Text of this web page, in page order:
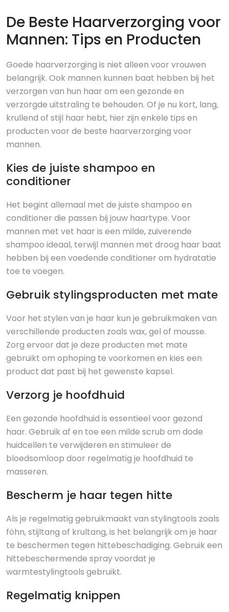
De Beste Haarverzorging voor
Mannen: Tips en Producten
Goede haarverzorging is niet alleen voor vrouwen
belangrijk. Ook mannen kunnen baat hebben bij het
verzorgen van hun haar om een gezonde en
verzorgde uitstraling te behouden. Of je nu kort, lang,
krullend of stijl haar hebt, hier zijn enkele tips en
producten voor de beste haarverzorging voor
mannen.
Kies de juiste shampoo en
conditioner
Het begint allemaal met de juiste shampoo en
conditioner die passen bij jouw haartype. Voor
mannen met vet haar is een milde, zuiverende
shampoo ideaal, terwijl mannen met droog haar baat
hebben bij een voedende conditioner om hydratatie
toe te voegen.
Gebruik stylingsproducten met mate
Voor het stylen van je haar kun je gebruikmaken van
verschillende producten zoals wax, gel of mousse.
Zorg ervoor dat je deze producten met mate
gebruikt om ophoping te voorkomen en kies een
product dat past bij het gewenste kapsel.
Verzorg je hoofdhuid
Een gezonde hoofdhuid is essentieel voor gezond
haar. Gebruik af en toe een milde scrub om dode
huidcellen te verwijderen en stimuleer de
bloedsomloop door regelmatig je hoofdhuid te
masseren.
Bescherm je haar tegen hitte
Als je regelmatig gebruikmaakt van stylingtools zoals
föhn, stijltang of krultang, is het belangrijk om je haar
te beschermen tegen hittebeschadiging. Gebruik een
hittebeschermende spray voordat je
warmtestylingtools gebruikt.
Regelmatig knippen